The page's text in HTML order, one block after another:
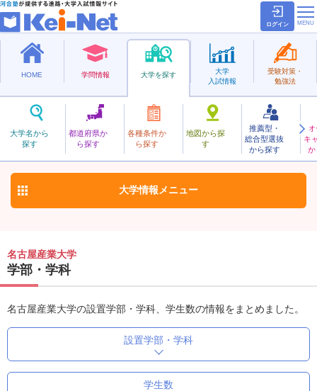
ログイン
HOME 学問情報 大学を探す
大学名から
探す
都道府県か
ら探す
各種条件か
ら探す
地図から探
す
推薦型・
総合型選抜
から探す
キ
か
大学
入試情報
受験対策・
勉強法
私立
なごやさんぎょう
名古屋産業大学 お気に入り
大学情報 メニュー
名古屋産業大学
学部・学科
名古屋産業大学の設置学部・学科、学生数の情報をまとめました。
設置学部・学科
学生数